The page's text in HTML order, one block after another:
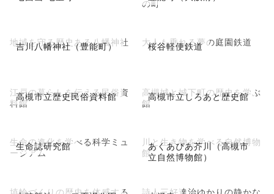
の町
吉川八幡神社（豊能町）
地域を守る歴史ある八幡神社 桜谷軽便鉄道
大人も乗れる夢の庭園鉄道
高槻市立歴史民俗資料館
江戸の暮らしを伝える民俗資
料館
高槻市立しろあと歴史館
高槻城と城下町の歴史を学ぶ
館
生命誌研究館
生命の進化を学べる科学ミュ
ージアム
あくあぴあ芥川（高槻市
立自然博物館）
川と生き物を学べる自然博物
館
埴輪づくりの歴史を体感する
詩人三好達治ゆかりの静かな